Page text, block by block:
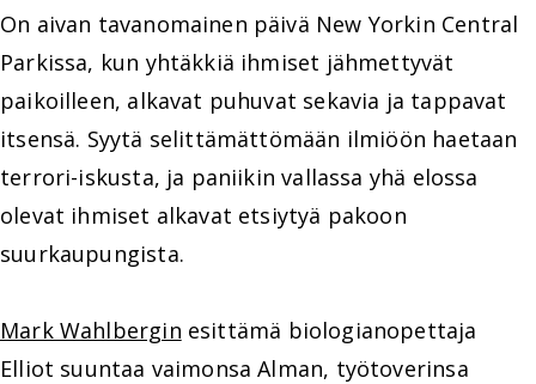
On aivan tavanomainen päivä New Yorkin Central
Parkissa, kun yhtäkkiä ihmiset jähmettyvät
paikoilleen, alkavat puhuvat sekavia ja tappavat
itsensä. Syytä selittämättömään ilmiöön haetaan
terrori-iskusta, ja paniikin vallassa yhä elossa
olevat ihmiset alkavat etsiytyä pakoon
suurkaupungista.
Mark Wahlbergin esittämä biologianopettaja
Elliot suuntaa vaimonsa Alman, työtoverinsa